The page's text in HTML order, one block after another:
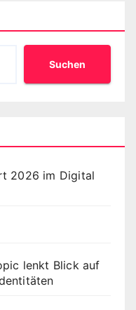
Suchen
2026 im Digital
lenkt Blick auf